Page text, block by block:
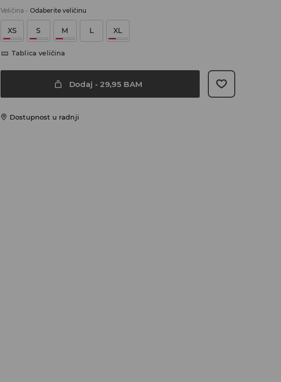
Veličina - Odaberite veličinu
XS S M L XL
Tablica veličina
Dodaj -29,95 BAM
Dostupnost u radnji